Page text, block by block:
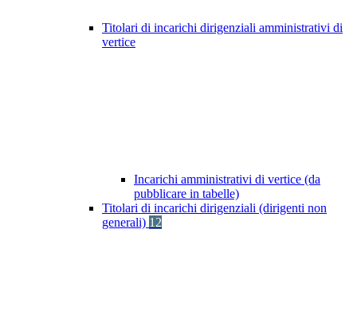
Titolari di incarichi dirigenziali amministrativi di
vertice
Incarichi amministrativi di vertice (da
pubblicare in tabelle)
Titolari di incarichi dirigenziali (dirigenti non
generali) 12